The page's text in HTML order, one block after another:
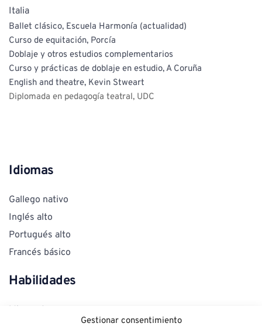
Gestionar consentimiento
Italia
Ballet clásico, Escuela Harmonía (actualidad)
Curso de equitación, Porcía
Doblaje y otros estudios complementarios
Curso y prácticas de doblaje en estudio, A Coruña
English and theatre, Kevin Stweart
Diplomada en pedagogía teatral, UDC
Idiomas
Gallego nativo
Inglés alto
Portugués alto
Francés básico
Habilidades
Mimo, clown